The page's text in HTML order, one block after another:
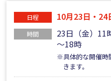
日程 10月23日・24
時間
23日（金）11
～18時
※具体的な開催時
きます。